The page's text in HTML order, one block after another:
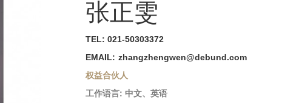
张正雯
TEL: 021-50303372
EMAIL: zhangzhengwen@debund.com
权益合伙人
工作语言: 中文、英语